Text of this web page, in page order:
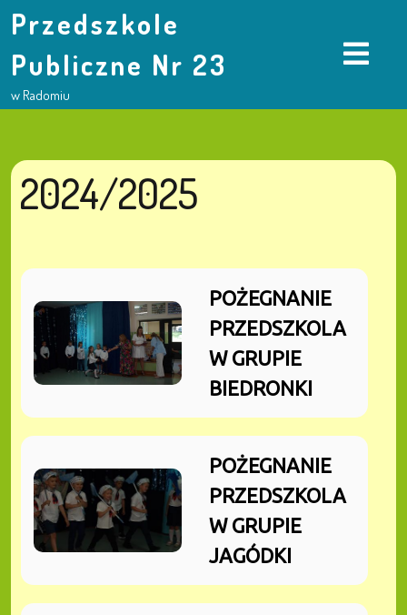
Przedszkole
Publiczne Nr 23
w Radomiu
2024/2025
POŻEGNANIE
PRZEDSZKOLA
W GRUPIE
BIEDRONKI
POŻEGNANIE
PRZEDSZKOLA
W GRUPIE
JAGÓDKI